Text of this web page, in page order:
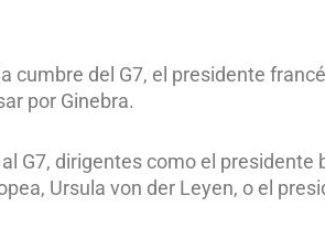
cumbre del G7, el presidente
por Ginebra.
G7, dirigentes como el presidente
Ursula von der Leyen, o el